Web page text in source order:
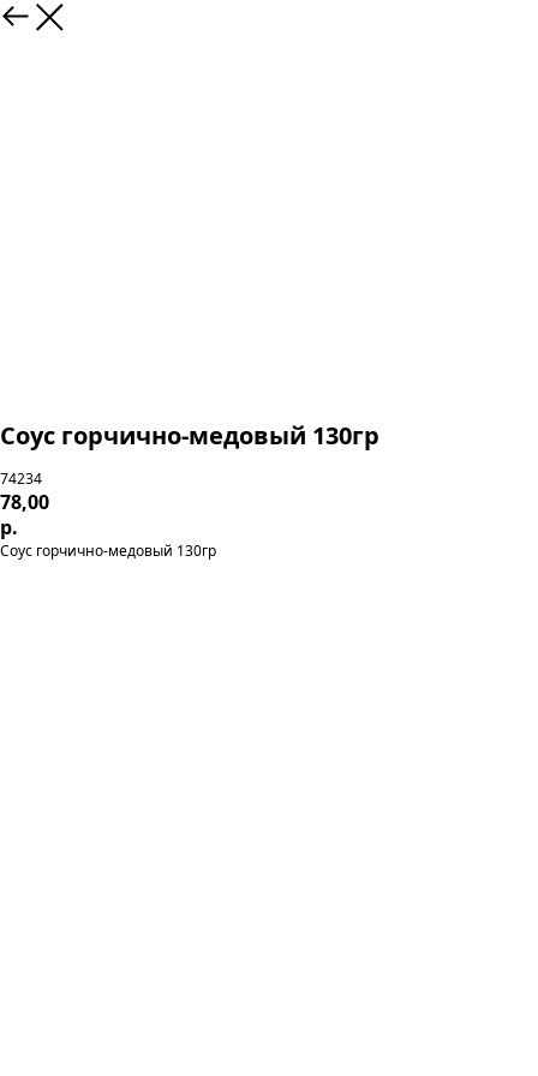
Соус горчично-медовый 130гр
74234
78,00
р.
Соус горчично-медовый 130гр